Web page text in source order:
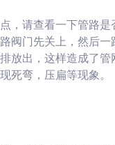
，请查看一下管路
阀门先关上，然后
放出，这样造成了
死弯，压扁等现象。